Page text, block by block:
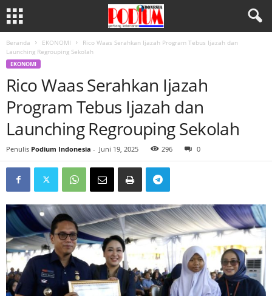
Beranda EKONOMI
Rico Waas Serahkan Ijazah Program Tebus Ijazah dan
Launching Regrouping Sekolah
EKONOMI
Rico Waas Serahkan Ijazah
Program Tebus Ijazah dan
Launching Regrouping Sekolah
Penulis Podium Indonesia - Juni 19, 2025 296 0